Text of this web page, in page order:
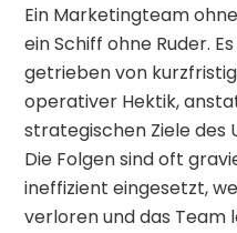
Ein Marketingteam
ein Schiff ohne Ruder.
getrieben von
operativer Hektik,
strategischen Ziele des
Die Folgen sind oft
ineffizient eingesetzt,
verloren und das Team